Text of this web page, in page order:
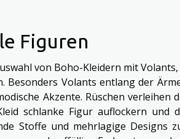
Figuren
von Boho-Kleidern mit
Volants entlang der
Akzente. Rüschen verleihen
schlanke Figur auflockern und
Stoffe und mehrlagige Designs